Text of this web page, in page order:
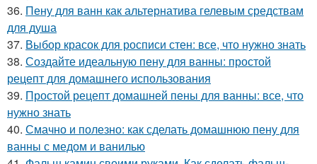
36. Пену для ванн как альтернатива гелевым средствам
для душа
37. Выбор красок для росписи стен: все, что нужно знать
38. Создайте идеальную пену для ванны: простой
рецепт для домашнего использования
39. Простой рецепт домашней пены для ванны: все, что
нужно знать
40. Смачно и полезно: как сделать домашнюю пену для
ванны с медом и ванилью